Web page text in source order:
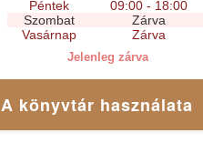
Péntek
09:00 - 18:00
Szombat
Zárva
Vasárnap
Zárva
Jelenleg zárva
A könyvtár használata